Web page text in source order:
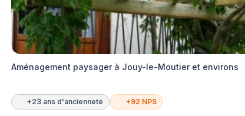
Aménagement paysager à Jouy-le-Moutier et environs
+23 ans d'ancienneté +92 NPS